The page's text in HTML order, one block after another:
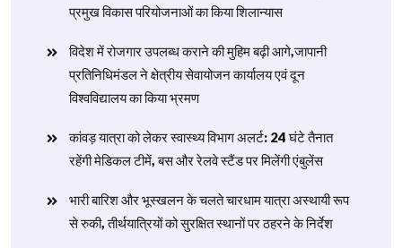
प्रमुख विकास परियोजनाओं का किया शिलान्यास
विदेश में रोजगार उपलब्ध कराने की मुहिम बढ़ी आगे,जापानी
प्रतिनिधिमंडल ने क्षेत्रीय सेवायोजन कार्यालय एवं दून
विश्वविद्यालय का किया भ्रमण
​कांवड़ यात्रा को लेकर स्वास्थ्य विभाग अलर्ट: 24 घंटे तैनात
रहेंगी मेडिकल टीमें, बस और रेलवे स्टैंड पर मिलेंगी एंबुलेंस
​भारी बारिश और भूस्खलन के चलते चारधाम यात्रा अस्थायी रूप
से रुकी, तीर्थयात्रियों को सुरक्षित स्थानों पर ठहरने के निर्देश